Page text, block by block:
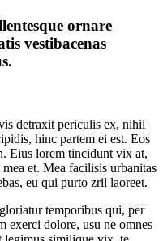
ornare
vestibacenas
detraxit periculis ex, nihil
hinc partem ei est. Eos
Eius lorem tincidunt vix at,
et. Mea facilisis urbanitas
eu qui purto zril laoreet.
temporibus qui, per
exerci dolore, usu ne omnes